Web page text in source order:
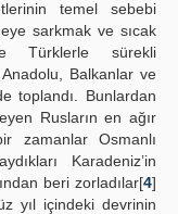
temel sebebi
sarkmak ve sıcak
Türklerle sürekli
Anadolu, Balkanlar ve
toplandı. Bunlardan
Rusların en ağır
zamanlar Osmanlı
Karadeniz’in
beri zorladılar[4]
yıl içindeki devrinin